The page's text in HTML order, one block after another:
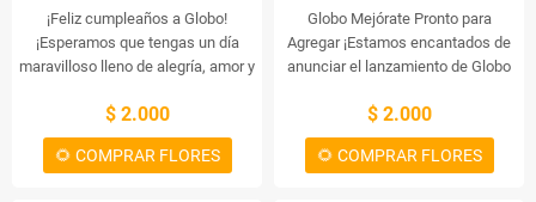
¡Feliz cumpleaños a Globo!
¡Esperamos que tengas un día
maravilloso lleno de alegría, amor y
sea uno especial para ti, lleno de
cosas buenas y momentos
hermosos para recordar durante
$ 2.000
🌻 COMPRAR FLORES
Globo Mejórate Pronto para
Agregar¡Estamos encantados de
anunciar el lanzamiento de Globo
herramienta ayuda a las personas
a mejorar su salud general con una
variedad de tratamientos y
$ 2.000
🌻 COMPRAR FLORES